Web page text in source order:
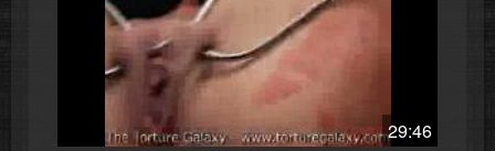
29:46